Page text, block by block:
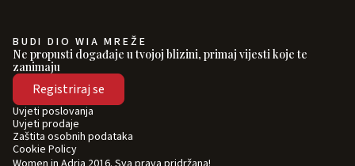
BUDI DIO WIA MREŽE
Ne propusti događaje u tvojoj blizini, primaj vijesti koje te
zanimaju
Registriraj se
Uvjeti poslovanja
Uvjeti prodaje
Zaštita osobnih podataka
Cookie Policy